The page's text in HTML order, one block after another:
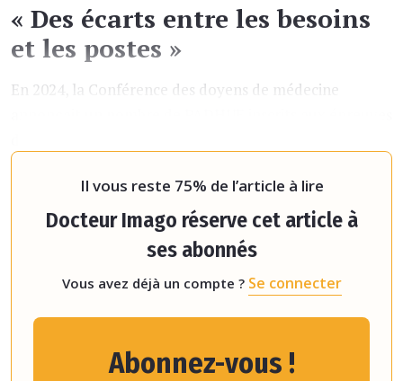
« Des écarts entre les besoins
et les postes »
En 2024, la Conférence des doyens de médecine
Il vous reste 75% de l’article à lire
Docteur Imago réserve cet article à
ses abonnés
Vous avez déjà un compte ? Se connecter
Abonnez-vous !